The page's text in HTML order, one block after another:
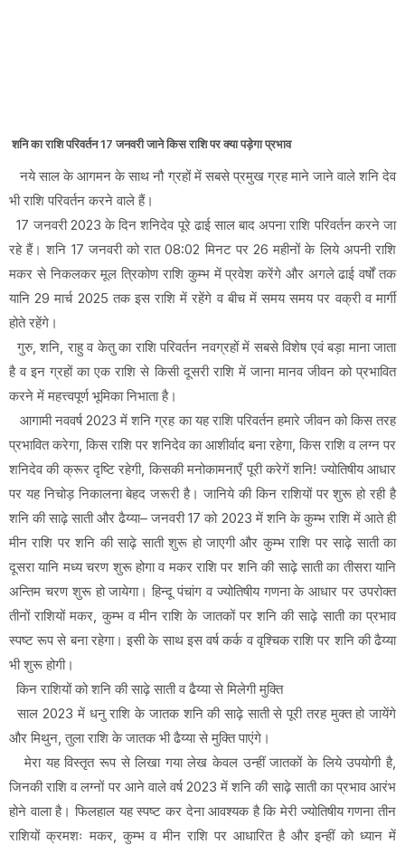
शनि का राशि परिवर्तन 17 जनवरी जाने किस राशि पर क्या पड़ेगा प्रभाव
नये साल के आगमन के साथ नौ ग्रहों में सबसे प्रमुख ग्रह माने जाने वाले शनि देव
भी राशि परिवर्तन करने वाले हैं।
17 जनवरी 2023 के दिन शनिदेव पूरे ढाई साल बाद अपना राशि परिवर्तन करने जा
रहे हैं। शनि 17 जनवरी को रात 08:02 मिनट पर 26 महीनों के लिये अपनी राशि
मकर से निकलकर मूल त्रिकोण राशि कुम्भ में प्रवेश करेंगे और अगले ढाई वर्षों तक
यानि 29 मार्च 2025 तक इस राशि में रहेंगे व बीच में समय समय पर वक्री व मार्गी
होते रहेंगे।
गुरु, शनि, राहु व केतु का राशि परिवर्तन नवग्रहों में सबसे विशेष एवं बड़ा माना जाता
है व इन ग्रहों का एक राशि से किसी दूसरी राशि में जाना मानव जीवन को प्रभावित
करने में महत्त्वपूर्ण भूमिका निभाता है।
आगामी नववर्ष 2023 में शनि ग्रह का यह राशि परिवर्तन हमारे जीवन को किस तरह
प्रभावित करेगा, किस राशि पर शनिदेव का आशीर्वाद बना रहेगा, किस राशि व लग्न पर
शनिदेव की क्रूर दृष्टि रहेगी, किसकी मनोकामनाएँ पूरी करेगें शनि! ज्योतिषीय आधार
पर यह निचोड़ निकालना बेहद जरूरी है। जानिये की किन राशियों पर शुरू हो रही है
शनि की साढ़े साती और ढैय्या– जनवरी 17 को 2023 में शनि के कुम्भ राशि में आते ही
मीन राशि पर शनि की साढ़े साती शुरू हो जाएगी और कुम्भ राशि पर साढ़े साती का
दूसरा यानि मध्य चरण शुरू होगा व मकर राशि पर शनि की साढ़े साती का तीसरा यानि
अन्तिम चरण शुरू हो जायेगा। हिन्दू पंचांग व ज्योतिषीय गणना के आधार पर उपरोक्त
तीनों राशियों मकर, कुम्भ व मीन राशि के जातकों पर शनि की साढ़े साती का प्रभाव
स्पष्ट रूप से बना रहेगा। इसी के साथ इस वर्ष कर्क व वृश्चिक राशि पर शनि की ढैय्या
भी शुरू होगी।
किन राशियों को शनि की साढ़े साती व ढैय्या से मिलेगी मुक्ति
साल 2023 में धनु राशि के जातक शनि की साढ़े साती से पूरी तरह मुक्त हो जायेंगे
और मिथुन, तुला राशि के जातक भी ढैय्या से मुक्ति पाएंगे।
मेरा यह विस्तृत रूप से लिखा गया लेख केवल उन्हीं जातकों के लिये उपयोगी है,
जिनकी राशि व लग्नों पर आने वाले वर्ष 2023 में शनि की साढ़े साती का प्रभाव आरंभ
होने वाला है। फिलहाल यह स्पष्ट कर देना आवश्यक है कि मेरी ज्योतिषीय गणना तीन
राशियों क्रमशः मकर, कुम्भ व मीन राशि पर आधारित है और इन्हीं को ध्यान में